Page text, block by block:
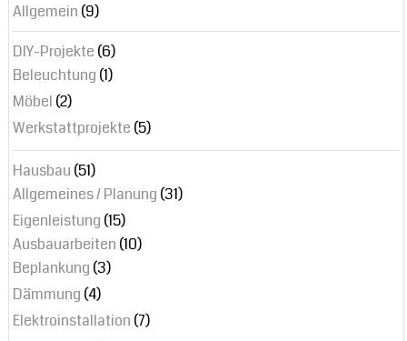
Allgemein (9)
DIY-Projekte (6)
Beleuchtung (1)
Möbel (2)
Werkstattprojekte (5)
Hausbau (51)
Allgemeines / Planung (31)
Eigenleistung (15)
Ausbauarbeiten (10)
Beplankung (3)
Dämmung (4)
Elektroinstallation (7)